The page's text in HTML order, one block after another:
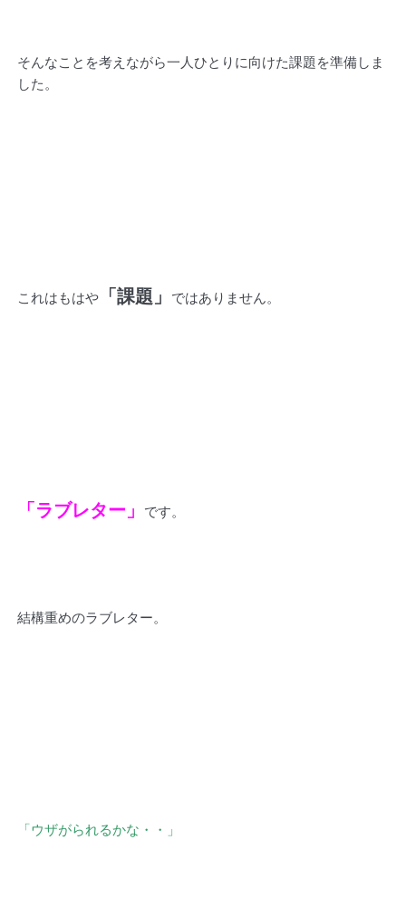
そんなことを考えながら一人ひとりに向けた課題を準備しま
した。
これはもはや「課題」 ではありません。
「ラブレター」 です。
結構重めのラブレター。
「ウザがられるかな・・」